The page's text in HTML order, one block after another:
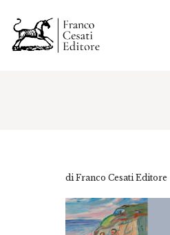
di Franco Cesati Editore